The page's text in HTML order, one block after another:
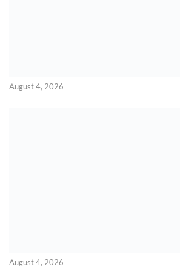
August 4, 2026
August 4, 2026